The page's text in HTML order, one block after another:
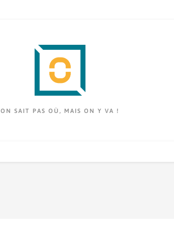
ON SAIT PAS OÙ, MAIS ON Y VA !